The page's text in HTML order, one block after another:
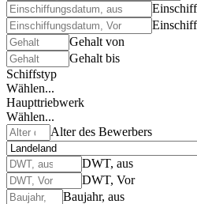
Gehalt von
Gehalt bis
Schiffstyp
Wählen...
Haupttriebwerk
Wählen...
Alter des Bewerbers
DWT, aus
DWT, Vor
Baujahr, aus